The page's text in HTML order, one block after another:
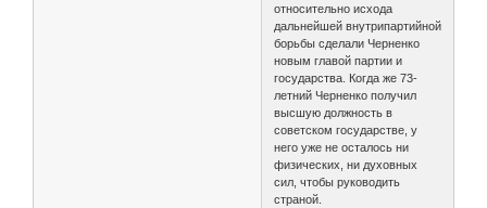
относительно исхода
дальнейшей внутрипартийной
борьбы сделали Черненко
новым главой партии и
государства. Когда же 73-
летний Черненко получил
высшую должность в
советском государстве, у
него уже не осталось ни
физических, ни духовных
сил, чтобы руководить
страной.